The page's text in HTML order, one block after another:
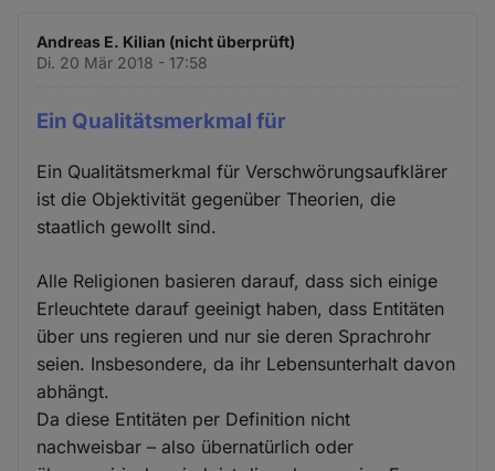
Andreas E. Kilian (nicht überprüft)
Di. 20 Mär 2018 - 17:58
Ein Qualitätsmerkmal für
Ein Qualitätsmerkmal für Verschwörungsaufklärer
ist die Objektivität gegenüber Theorien, die
staatlich gewollt sind.
Alle Religionen basieren darauf, dass sich einige
Erleuchtete darauf geeinigt haben, dass Entitäten
über uns regieren und nur sie deren Sprachrohr
seien. Insbesondere, da ihr Lebensunterhalt davon
abhängt.
Da diese Entitäten per Definition nicht
nachweisbar – also übernatürlich oder